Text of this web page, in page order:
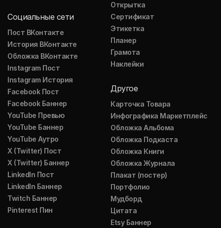
Социальные сети
Пост ВКонтакте
История ВКонтакте
Обложка ВКонтакте
Instagram Пост
Instagram История
Facebook Пост
Facebook Баннер
YouTube Превью
YouTube Баннер
YouTube Аутро
X (Twitter) Пост
X (Twitter) Баннер
LinkedIn Пост
LinkedIn Баннер
Twitch Баннер
Pinterest Пин
Открытка
Сертификат
Этикетка
Планер
Грамота
Наклейки
Другое
Карточка Товара
Инфографика Маркетплейс
Обложка Альбома
Обложка Подкаста
Обложка Книги
Обложка Журнала
Плакат (постер)
Портфолио
Мудборд
Цитата
Etsy Баннер